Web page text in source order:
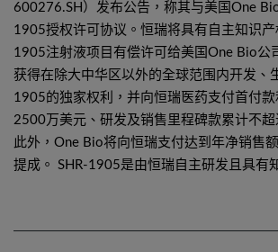
600276.SH）发布公告，称其与美国One
1905授权许可协议。恒瑞将具有自主知识产
1905注射液项目有偿许可给美国One Bio公
获得在除大中华区以外的全球范围内开发、
1905的独家权利，并向恒瑞医药支付首付
2500万美元、研发及销售里程碑款累计不超
此外，One Bio将向恒瑞支付达到年净销售
提成。 SHR-1905是由恒瑞自主研发且具有